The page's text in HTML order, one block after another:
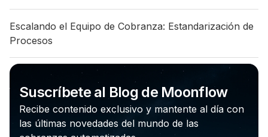
Escalando el Equipo de Cobranza: Estandarización de
Procesos
Suscríbete al Blog de Moonflow
Recibe contenido exclusivo y mantente al día con
las últimas novedades del mundo de las